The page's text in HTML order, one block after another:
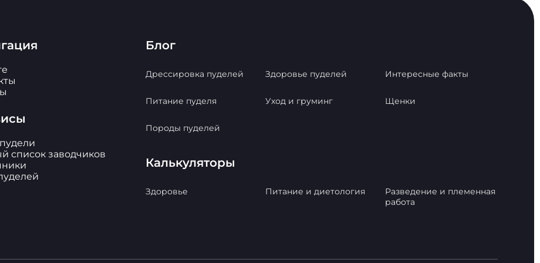
список заводчиков
Блог
Дрессировка пуделей Здоровье пуделей Интересные факты
Питание пуделя Уход и груминг Щенки
Породы пуделей
Калькуляторы
Здоровье Питание и диетология
Разведение и племенная
работа